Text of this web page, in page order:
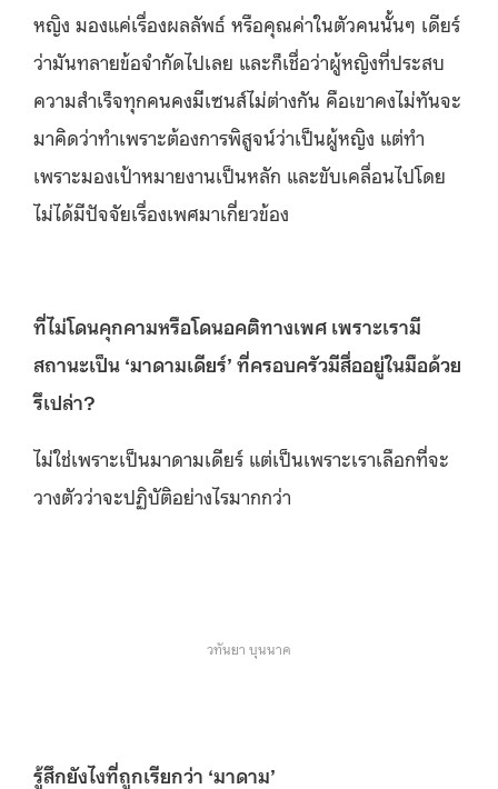
หญิง มองแค่เรื่องผลลัพธ์ หรือคุณค่าในตัวคนนั้นๆ เดียร์
ว่ามันทลายข้อจำกัดไปเลย และก็เชื่อว่าผู้หญิงที่ประสบ
ความสำเร็จทุกคนคงมีเซนส์ไม่ต่างกัน คือเขาคงไม่ทันจะ
มาคิดว่าทำเพราะต้องการพิสูจน์ว่าเป็นผู้หญิง แต่ทำ
เพราะมองเป้าหมายงานเป็นหลัก และขับเคลื่อนไปโดย
ไม่ได้มีปัจจัยเรื่องเพศมาเกี่ยวข้อง
ที่ไม่โดนคุกคามหรือโดนอคติทางเพศ เพราะเรามี
สถานะเป็น ‘มาดามเดียร์’ ที่ครอบครัวมีสื่ออยู่ในมือด้วย
รึเปล่า?
ไม่ใช่เพราะเป็นมาดามเดียร์ แต่เป็นเพราะเราเลือกที่จะ
วางตัวว่าจะปฏิบัติอย่างไรมากกว่า
วทันยา บุนนาค
รู้สึกยังไงที่ถูกเรียกว่า ‘มาดาม’